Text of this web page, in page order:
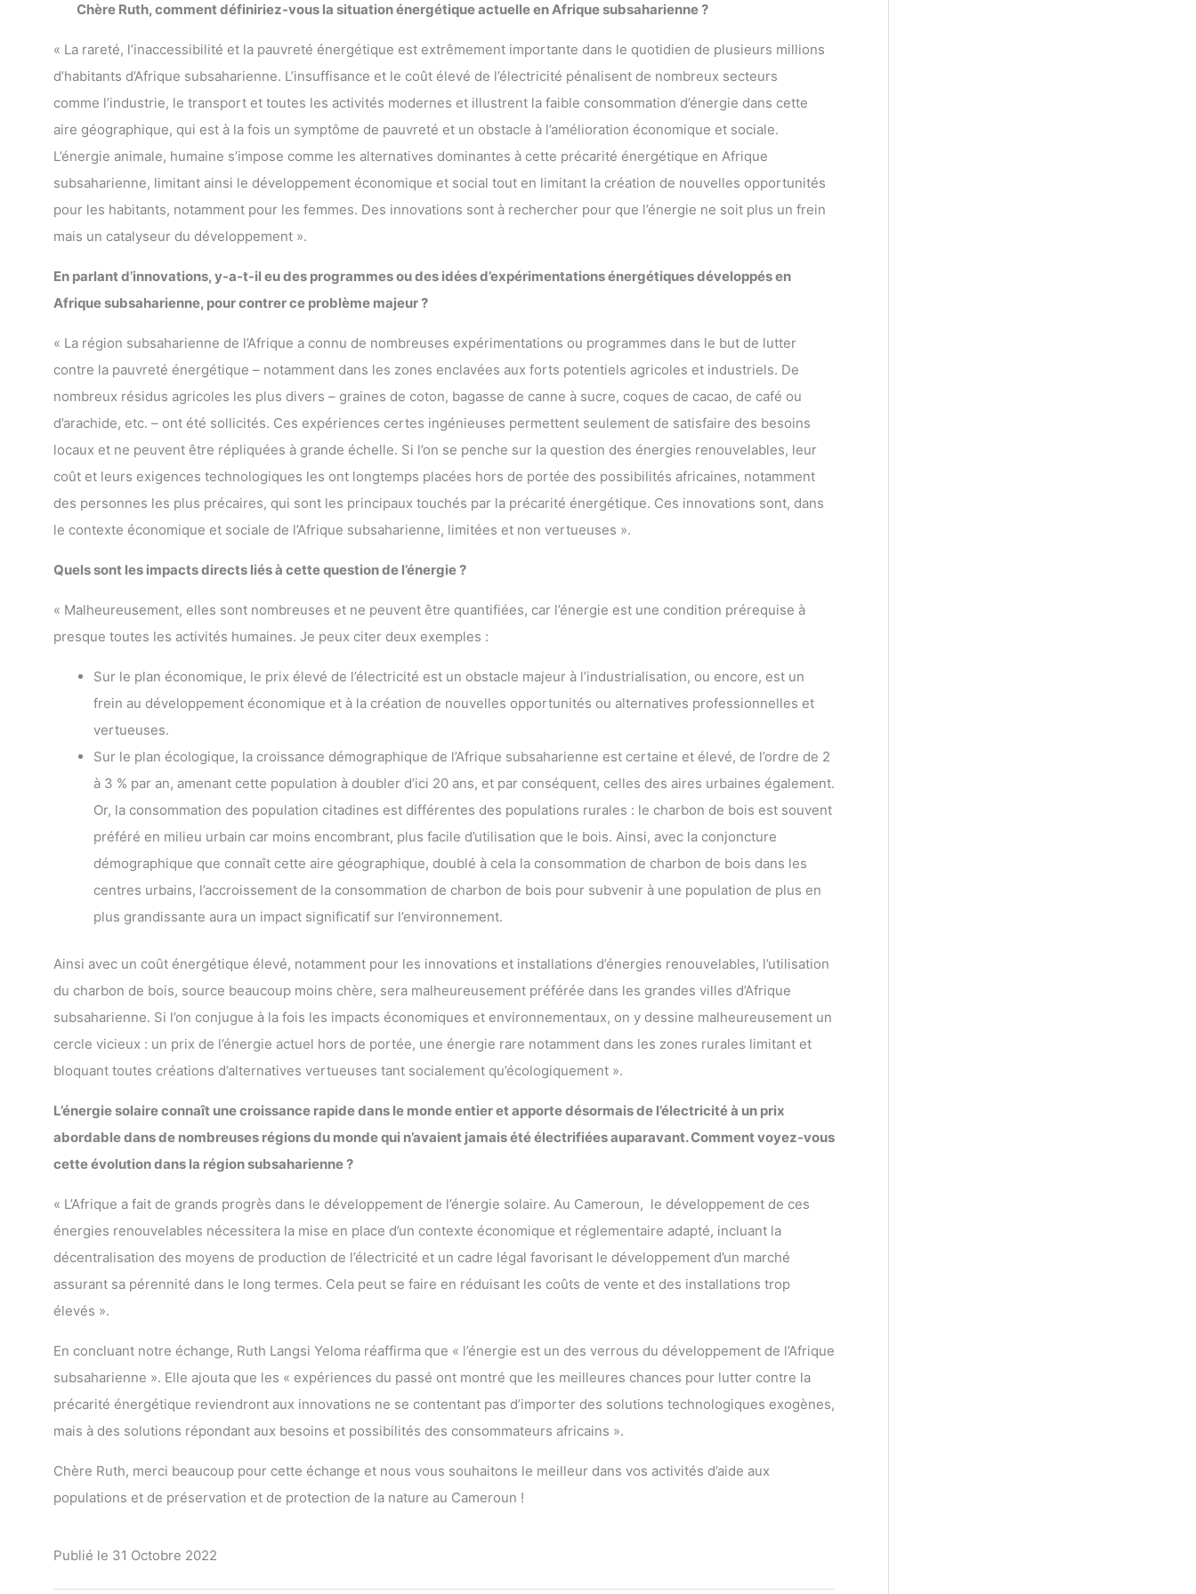
Chère Ruth, comment définiriez-vous la situation énergétique actuelle en Afrique subsaharienne ?
« La rareté, l’inaccessibilité et la pauvreté énergétique est extrêmement importante dans le quotidien de plusieurs millions
d’habitants d’Afrique subsaharienne. L’insuffisance et le coût élevé de l’électricité pénalisent de nombreux secteurs
comme l’industrie, le transport et toutes les activités modernes et illustrent la faible consommation d’énergie dans cette
aire géographique, qui est à la fois un symptôme de pauvreté et un obstacle à l’amélioration économique et sociale.
L’énergie animale, humaine s’impose comme les alternatives dominantes à cette précarité énergétique en Afrique
subsaharienne, limitant ainsi le développement économique et social tout en limitant la création de nouvelles opportunités
pour les habitants, notamment pour les femmes. Des innovations sont à rechercher pour que l’énergie ne soit plus un frein
mais un catalyseur du développement ».
En parlant d’innovations, y-a-t-il eu des programmes ou des idées d’expérimentations énergétiques développés en
Afrique subsaharienne, pour contrer ce problème majeur ?
« La région subsaharienne de l’Afrique a connu de nombreuses expérimentations ou programmes dans le but de lutter
contre la pauvreté énergétique – notamment dans les zones enclavées aux forts potentiels agricoles et industriels. De
nombreux résidus agricoles les plus divers – graines de coton, bagasse de canne à sucre, coques de cacao, de café ou
d’arachide, etc. – ont été sollicités. Ces expériences certes ingénieuses permettent seulement de satisfaire des besoins
locaux et ne peuvent être répliquées à grande échelle. Si l’on se penche sur la question des énergies renouvelables, leur
coût et leurs exigences technologiques les ont longtemps placées hors de portée des possibilités africaines, notamment
des personnes les plus précaires, qui sont les principaux touchés par la précarité énergétique. Ces innovations sont, dans
le contexte économique et sociale de l’Afrique subsaharienne, limitées et non vertueuses ».
Quels sont les impacts directs liés à cette question de l’énergie ?
« Malheureusement, elles sont nombreuses et ne peuvent être quantifiées, car l’énergie est une condition prérequise à
presque toutes les activités humaines. Je peux citer deux exemples :
Sur le plan économique, le prix élevé de l’électricité est un obstacle majeur à l’industrialisation, ou encore, est un
frein au développement économique et à la création de nouvelles opportunités ou alternatives professionnelles et
vertueuses.
Sur le plan écologique, la croissance démographique de l’Afrique subsaharienne est certaine et élevé, de l’ordre de 2
à 3 % par an, amenant cette population à doubler d’ici 20 ans, et par conséquent, celles des aires urbaines également.
Or, la consommation des population citadines est différentes des populations rurales : le charbon de bois est souvent
préféré en milieu urbain car moins encombrant, plus facile d’utilisation que le bois. Ainsi, avec la conjoncture
démographique que connaît cette aire géographique, doublé à cela la consommation de charbon de bois dans les
centres urbains, l’accroissement de la consommation de charbon de bois pour subvenir à une population de plus en
plus grandissante aura un impact significatif sur l’environnement.
Ainsi avec un coût énergétique élevé, notamment pour les innovations et installations d’énergies renouvelables, l’utilisation
du charbon de bois, source beaucoup moins chère, sera malheureusement préférée dans les grandes villes d’Afrique
subsaharienne. Si l’on conjugue à la fois les impacts économiques et environnementaux, on y dessine malheureusement un
cercle vicieux : un prix de l’énergie actuel hors de portée, une énergie rare notamment dans les zones rurales limitant et
bloquant toutes créations d’alternatives vertueuses tant socialement qu’écologiquement ».
L’énergie solaire connaît une croissance rapide dans le monde entier et apporte désormais de l’électricité à un prix
abordable dans de nombreuses régions du monde qui n’avaient jamais été électrifiées auparavant. Comment voyez-vous
cette évolution dans la région subsaharienne ?
« L’Afrique a fait de grands progrès dans le développement de l’énergie solaire. Au Cameroun, le développement de ces
énergies renouvelables nécessitera la mise en place d’un contexte économique et réglementaire adapté, incluant la
décentralisation des moyens de production de l’électricité et un cadre légal favorisant le développement d’un marché
assurant sa pérennité dans le long termes. Cela peut se faire en réduisant les coûts de vente et des installations trop
élevés ».
En concluant notre échange, Ruth Langsi Yeloma réaffirma que « l’énergie est un des verrous du développement de l’Afrique
subsaharienne ». Elle ajouta que les « expériences du passé ont montré que les meilleures chances pour lutter contre la
précarité énergétique reviendront aux innovations ne se contentant pas d’importer des solutions technologiques exogènes,
mais à des solutions répondant aux besoins et possibilités des consommateurs africains ».
Chère Ruth, merci beaucoup pour cette échange et nous vous souhaitons le meilleur dans vos activités d’aide aux
populations et de préservation et de protection de la nature au Cameroun !
Publié le 31 Octobre 2022